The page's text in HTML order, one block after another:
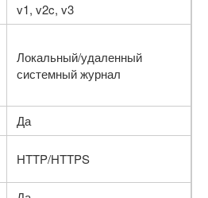
v1, v2c, v3
Локальный/удаленный
системный журнал
Да
HTTP/HTTPS